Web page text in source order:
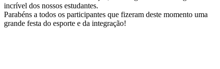
incrível dos nossos estudantes.
Parabéns a todos os participantes que fizeram deste momento uma
grande festa do esporte e da integração!